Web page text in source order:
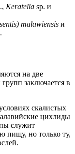
Keratella sp. и
malawiensis и
.
на две
заключается в
скалистых
цихлиды
служит
пищу, но только ту,